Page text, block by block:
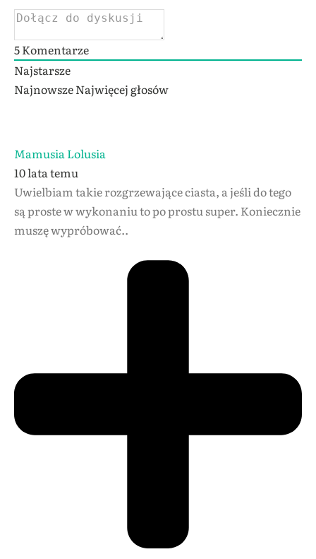
5Komentarze
Najstarsze
NajnowszeNajwięcej głosów
Mamusia Lolusia
10 lata temu
Uwielbiam takie rozgrzewające ciasta, a jeśli do tego
są proste w wykonaniu to po prostu super. Koniecznie
muszę wypróbować..